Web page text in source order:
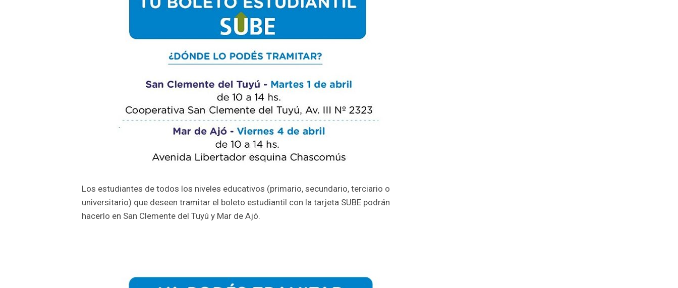
Los estudiantes de todos los niveles educativos (primario, secundario, terciario o
universitario) que deseen tramitar el boleto estudiantil con la tarjeta SUBE podrán
hacerlo en San Clemente del Tuyú y Mar de Ajó.